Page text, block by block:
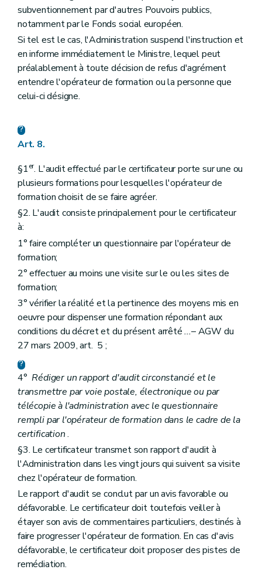
subventionnement par d'autres Pouvoirs publics,
notamment par le Fonds social européen.
Si tel est le cas, l'Administration suspend l'instruction et
en informe immédiatement le Ministre, lequel peut
préalablement à toute décision de refus d'agrément
entendre l'opérateur de formation ou la personne que
celui-ci désigne.
Art. 8.
§1er. L'audit effectué par le certificateur porte sur une ou
plusieurs formations pour lesquelles l'opérateur de
formation choisit de se faire agréer.
§2. L'audit consiste principalement pour le certificateur
à:
1° faire compléter un questionnaire par l'opérateur de
formation;
2° effectuer au moins une visite sur le ou les sites de
formation;
3° vérifier la réalité et la pertinence des moyens mis en
oeuvre pour dispenser une formation répondant aux
conditions du décret et du présent arrêté...– AGW du
27 mars 2009, art. 5 ;
4°Rédiger un rapport d'audit circonstancié et le
transmettre par voie postale, électronique ou par
télécopie à l'administration avec le questionnaire
rempli par l'opérateur de formation dans le cadre de la
certification.
§3. Le certificateur transmet son rapport d'audit à
l'Administration dans les vingt jours qui suivent sa visite
chez l'opérateur de formation.
Le rapport d'audit se conclut par un avis favorable ou
défavorable. Le certificateur doit toutefois veiller à
étayer son avis de commentaires particuliers, destinés à
faire progresser l'opérateur de formation. En cas d'avis
défavorable, le certificateur doit proposer des pistes de
remédiation.